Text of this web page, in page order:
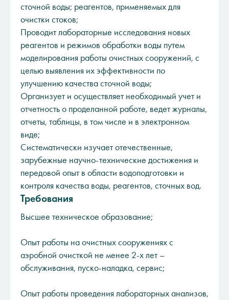
сточной воды; реагентов, применяемых для
очистки стоков;
Проводит лабораторные исследования новых
реагентов и режимов обработки воды путем
моделирования работы очистных сооружений, с
целью выявления их эффективности по
улучшению качества сточной воды;
Организует и осуществляет необходимый учет и
отчетность о проделанной работе, ведет журналы,
отчеты, таблицы, в том числе и в электронном
виде;
Систематически изучает отечественные,
зарубежные научно-технические достижения и
передовой опыт в области водоподготовки и
контроля качества воды, реагентов, сточных вод.
Требования
Высшее техническое образование;
Опыт работы на очистных сооружениях с
аэробной очисткой не менее 2-х лет –
обслуживания, пуско-наладка, сервис;
Опыт работы проведения лабораторных анализов,